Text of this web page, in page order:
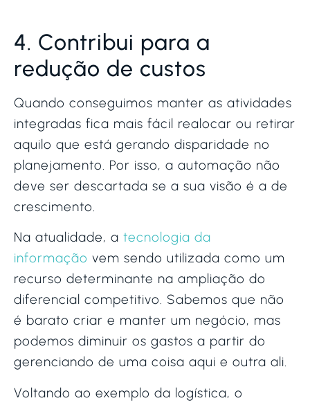
4. Contribui para a
redução de custos
Quando conseguimos manter as atividades
integradas fica mais fácil realocar ou retirar
aquilo que está gerando disparidade no
planejamento. Por isso, a automação não
deve ser descartada se a sua visão é a de
crescimento.
Na atualidade, a tecnologia da
informação vem sendo utilizada como um
recurso determinante na ampliação do
diferencial competitivo. Sabemos que não
é barato criar e manter um negócio, mas
podemos diminuir os gastos a partir do
gerenciando de uma coisa aqui e outra ali.
Voltando ao exemplo da logística, o